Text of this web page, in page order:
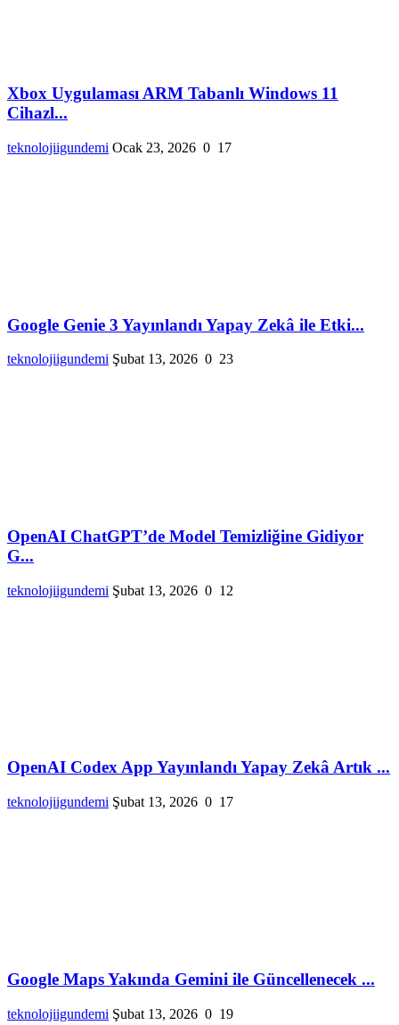
Xbox Uygulaması ARM Tabanlı Windows 11
Cihazl...
teknolojiigundemi Ocak 23, 2026 0 17
Google Genie 3 Yayınlandı Yapay Zekâ ile Etki...
teknolojiigundemi Şubat 13, 2026 0 23
OpenAI ChatGPT’de Model Temizliğine Gidiyor
G...
teknolojiigundemi Şubat 13, 2026 0 12
OpenAI Codex App Yayınlandı Yapay Zekâ Artık ...
teknolojiigundemi Şubat 13, 2026 0 17
Google Maps Yakında Gemini ile Güncellenecek ...
teknolojiigundemi Şubat 13, 2026 0 19